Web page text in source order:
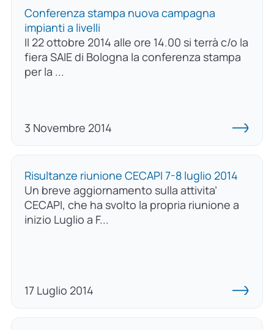
Conferenza stampa nuova campagna
impianti a livelli
Il 22 ottobre 2014 alle ore 14.00 si terrà c/o la
fiera SAIE di Bologna la conferenza stampa
per la ...
3 Novembre 2014
Risultanze riunione CECAPI 7-8 luglio 2014
Un breve aggiornamento sulla attivita’
CECAPI, che ha svolto la propria riunione a
inizio Luglio a F...
17 Luglio 2014